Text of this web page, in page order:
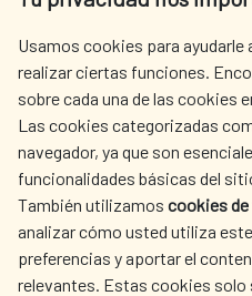
Usamos cookies para ayudarle
realizar ciertas funciones.
sobre cada una de las cookies
Las cookies categorizadas
navegador, ya que son
funcionalidades básicas del
También utilizamos cookies
analizar cómo usted utiliza
preferencias y aportar el
relevantes. Estas cookies solo
AECID
SPANISH HUMANITARIAN
ACTION
CULTURE AND SCIENCE